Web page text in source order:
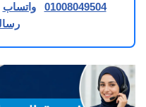
01008049504
واتساب